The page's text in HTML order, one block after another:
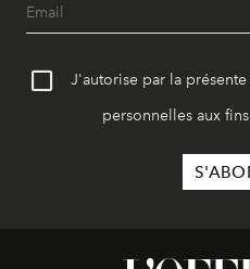
J'autorise par la
personnelles aux